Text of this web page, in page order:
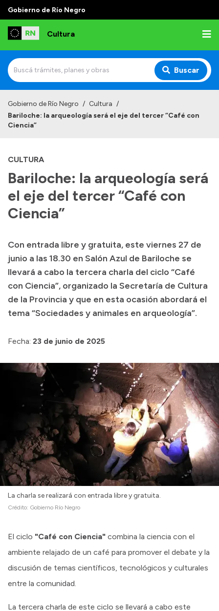
Gobierno de Río Negro
Cultura
Buscar
Institucional
Autoridades
Delegaciones
Normativa
Presupuesto
Boletín Oficial
Compras y licitaciones
Consulta de expedientes
Consulta de pago a proveedores
Login
Gobierno de Río Negro / Cultura /
Bariloche: la arqueología será el eje del tercer “Café con
Ciencia”
CULTURA
Bariloche: la arqueología será
el eje del tercer “Café con
Ciencia”
Con entrada libre y gratuita, este viernes 27 de
junio a las 18.30 en Salón Azul de Bariloche se
llevará a cabo la tercera charla del ciclo “Café
con Ciencia”, organizado la Secretaría de Cultura
de la Provincia y que en esta ocasión abordará el
tema “Sociedades y animales en arqueología”.
Fecha: 23 de junio de 2025
La charla se realizará con entrada libre y gratuita.
Crédito: Gobierno Río Negro
El ciclo "Café con Ciencia" combina la ciencia con el
ambiente relajado de un café para promover el debate y la
discusión de temas científicos, tecnológicos y culturales
entre la comunidad.
La tercera charla de este ciclo se llevará a cabo este